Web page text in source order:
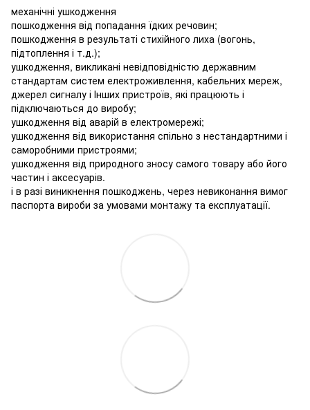
механічні ушкодження
пошкодження від попадання їдких речовин;
пошкодження в результаті стихійного лиха (вогонь,
підтоплення і т.д.);
ушкодження, викликані невідповідністю державним
стандартам систем електроживлення, кабельних мереж,
джерел сигналу і Інших пристроїв, які працюють і
підключаються до виробу;
ушкодження від аварій в електромережі;
ушкодження від використання спільно з нестандартними і
саморобними пристроями;
ушкодження від природного зносу самого товару або його
частин і аксесуарів.
і в разі виникнення пошкоджень, через невиконання вимог
паспорта вироби за умовами монтажу та експлуатації.